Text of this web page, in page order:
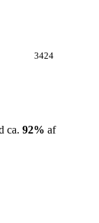
3424
ca. 92% af